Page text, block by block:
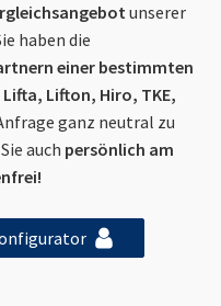
unserer
haben die
einer bestimmten
Lifta, Lifton, Hiro, TKE,
ganz neutral zu
auch persönlich am